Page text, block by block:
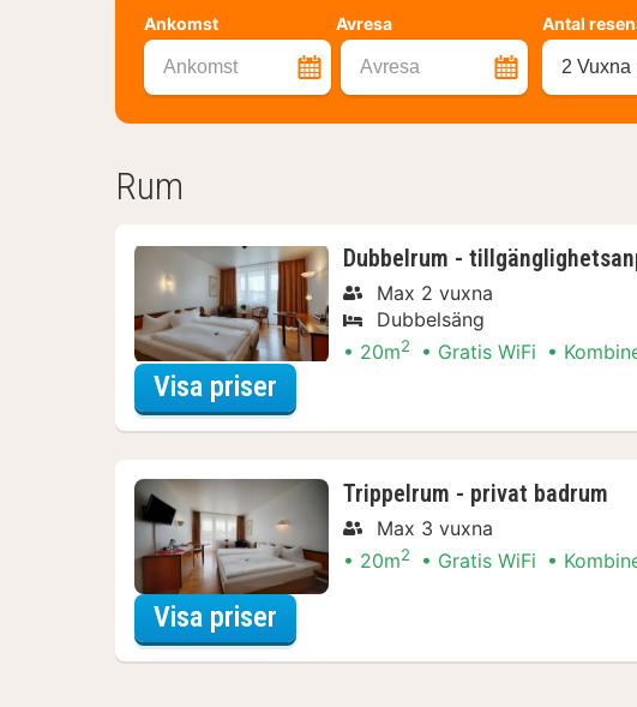
Ankomst Avresa
Ankomst Avresa
Antal
2 Vuxna
Rum
Dubbelrum -
Max 2 vuxna
Dubbelsäng
20m2 Gratis WiFi
Visa priser
Trippelrum - privat badrum
Max 3 vuxna
20m2 Gratis WiFi
Visa priser